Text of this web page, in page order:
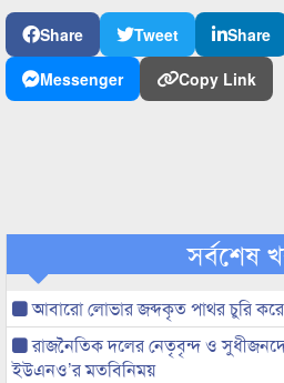
Share Tweet Share
Messenger
Copy Link
সর্বশেষ
আবারো লোভার জব্দকৃত পাথর চুরি করে
রাজনৈতিক দলের নেতৃবৃন্দ ও
ইউএনও’র মতবিনিময়